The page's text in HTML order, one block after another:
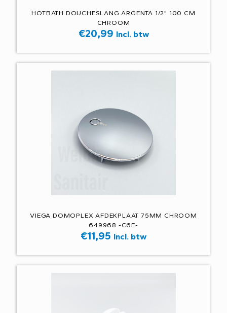
HOTBATH DOUCHESLANG ARGENTA 1/2" 100 CM
CHROOM
€20,99 Incl. btw
VIEGA DOMOPLEX AFDEKPLAAT 75MM CHROOM
649968 -C6E-
€11,95 Incl. btw